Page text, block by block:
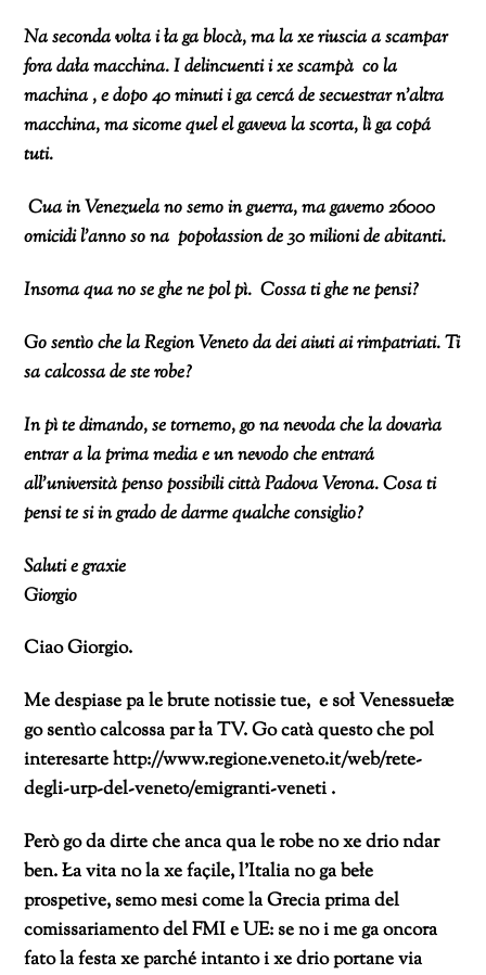
Na seconda volta i ła ga blocà, ma la xe riuscia a scampar
fora dała macchina. I delincuenti i xe scampà co la
machina , e dopo 40 minuti i ga cercá de secuestrar n’altra
macchina, ma sicome quel el gaveva la scorta, lì ga copá
tuti.
Cua in Venezuela no semo in guerra, ma gavemo 26000
omicidi l’anno so na popołassion de 30 milioni de abitanti.
Insoma qua no se ghe ne pol pì. Cossa ti ghe ne pensi?
Go sentìo che la Region Veneto da dei aiuti ai rimpatriati. Ti
sa calcossa de ste robe?
In pì te dimando, se tornemo, go na nevoda che la dovarìa
entrar a la prima media e un nevodo che entrará
all’università penso possibili città Padova Verona. Cosa ti
pensi te si in grado de darme qualche consiglio?
Saluti e graxie
Giorgio
Ciao Giorgio.
Me despiase pa le brute notissie tue, e soł Venessuełæ
go sentìo calcossa par ła TV. Go catà questo che pol
interesarte http://www.regione.veneto.it/web/rete-
degli-urp-del-veneto/emigranti-veneti .
Però go da dirte che anca qua le robe no xe drio ndar
ben. Ła vita no la xe façile, l’Italia no ga bełe
prospetive, semo mesi come la Grecia prima del
comissariamento del FMI e UE: se no i me ga oncora
fato la festa xe parché intanto i xe drio portane via